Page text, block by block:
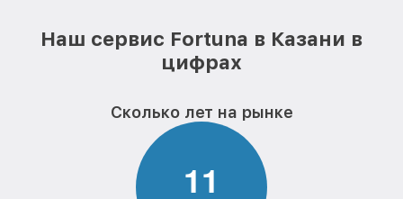
Наш сервис Fortuna в Казани в
цифрах
Сколько лет на рынке
11